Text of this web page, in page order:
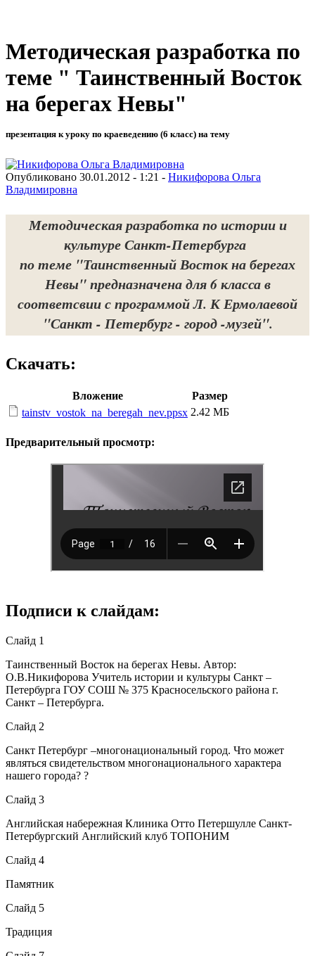
Методическая разработка по
теме " Таинственный Восток
на берегах Невы"
презентация к уроку по краеведению (6 класс) на тему
Опубликовано 30.01.2012 - 1:21 - Никифорова Ольга
Владимировна
Методическая разработка по истории и
культуре Санкт-Петербурга
по теме "Таинственный Восток на берегах
Невы" предназначена для 6 класса в
соответсвии с программой Л. К Ермолаевой
"Санкт - Петербург - город -музей".
Скачать:
Вложение
Размер
tainstv_vostok_na_beregah_nev.ppsx 2.42 МБ
Предварительный просмотр:
Подписи к слайдам:
Слайд 1
Таинственный Восток на берегах Невы. Автор:
О.В.Никифорова Учитель истории и культуры Санкт –
Петербурга ГОУ СОШ № 375 Красносельского района г.
Санкт – Петербурга.
Слайд 2
Санкт Петербург –многонациональный город. Что может
являться свидетельством многонационального характера
нашего города? ?
Слайд 3
Английская набережная Клиника Отто Петершулле Санкт-
Петербургский Английский клуб ТОПОНИМ
Слайд 4
Памятник
Слайд 5
Традиция